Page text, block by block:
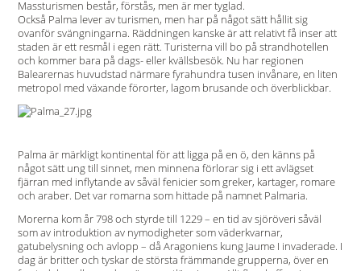
Massturismen består, förstås, men är mer tyglad.
Också Palma lever av turismen, men har på något sätt hållit sig
ovanför svängningarna. Räddningen kanske är att relativt få inser att
staden är ett resmål i egen rätt. Turisterna vill bo på strandhotellen
och kommer bara på dags- eller kvällsbesök. Nu har regionen
Balearernas huvudstad närmare fyrahundra tusen invånare, en liten
metropol med växande förorter, lagom brusande och överblickbar.
Palma är märkligt kontinental för att ligga på en ö, den känns på
något sätt ung till sinnet, men minnena förlorar sig i ett avlägset
fjärran med inflytande av såväl fenicier som greker, kartager, romare
och araber. Det var romarna som hittade på namnet Palmaria.
Morerna kom år 798 och styrde till 1229 – en tid av sjöröveri såväl
som av introduktion av nymodigheter som väderkvarnar,
gatubelysning och avlopp – då Aragoniens kung Jaume I invaderade. I
dag är britter och tyskar de största främmande grupperna, över en